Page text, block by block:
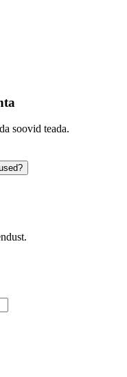
soovid teada.